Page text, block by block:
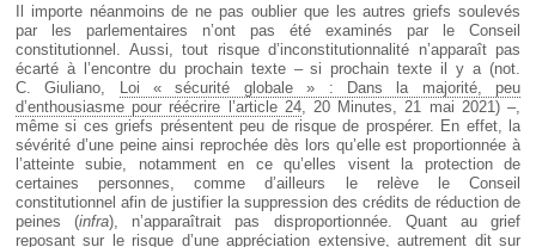
Il importe néanmoins de ne pas oublier que les autres griefs soulevés
par les parlementaires n’ont pas été examinés par le Conseil
constitutionnel. Aussi, tout risque d’inconstitutionnalité n’apparaît pas
écarté à l’encontre du prochain texte – si prochain texte il y a (not.
C. Giuliano,
Loi « sécurité globale » : Dans la majorité, peu
d’enthousiasme pour réécrire l’article 24, 20 Minutes, 21 mai 2021) –,
même si ces griefs présentent peu de risque de prospérer. En effet, la
sévérité d’une peine ainsi reprochée dès lors qu’elle est proportionnée à
l’atteinte subie, notamment en ce qu’elles visent la protection de
certaines personnes, comme d’ailleurs le relève le Conseil
constitutionnel afin de justifier la suppression des crédits de réduction de
peines (infra), n’apparaîtrait pas disproportionnée. Quant au grief
reposant sur le risque d’une appréciation extensive, autrement dit sur